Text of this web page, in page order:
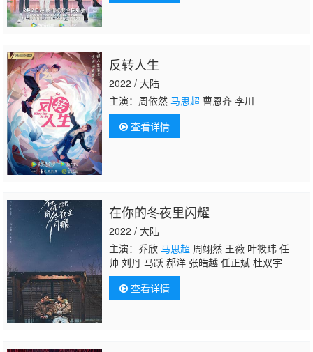
反转人生
2022 / 大陆
主演：周依然 马思超 曹恩齐 李川
查看详情
在你的冬夜里闪耀
2022 / 大陆
主演：乔欣 马思超 周翊然 王薇 叶筱玮 任
帅 刘丹 马跃 郝洋 张皓越 任正斌 杜双宇
查看详情